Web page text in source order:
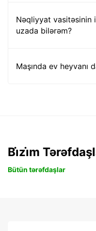
Nəqliyyat vasitəsinin
uzada bilərəm?
Maşında ev heyvanı
Bi̇zi̇m
Bütün tərəfdaşlar